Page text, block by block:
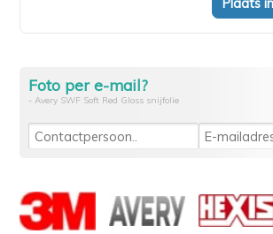
Foto per e-mail?
- Avery SWF Soft Red Gloss snijfolie